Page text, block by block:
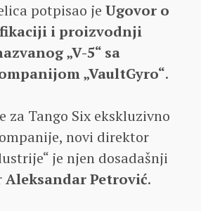
potpisao je Ugovor o
i proizvodnji
„V-5“ sa
„VaultGyro“.
za Tango Six ekskluzivno
novi direktor
je njen dosadašnji
Aleksandar Petrović.